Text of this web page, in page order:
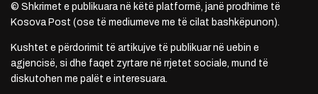
© Shkrimet e publikuara në këtë platformë, janë prodhime të
Kosova Post (ose të mediumeve me të cilat bashkëpunon).
Kushtet e përdorimit të artikujve të publikuar në uebin e
agjencisë, si dhe faqet zyrtare në rrjetet sociale, mund të
diskutohen me palët e interesuara.